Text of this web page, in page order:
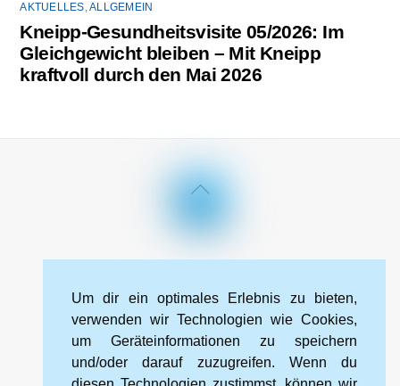
AKTUELLES,ALLGEMEIN
Kneipp-Gesundheitsvisite 05/2026: Im
Gleichgewicht bleiben – Mit Kneipp
kraftvoll durch den Mai 2026
Back
Top
Cookie-Richtlinie (EU)
Kneipp-Bund Landesverband Sachsen e. V.
Um dir ein optimales Erlebnis zu bieten,
verwenden wir Technologien wie Cookies,
um Geräteinformationen zu speichern
und/oder darauf zuzugreifen. Wenn du